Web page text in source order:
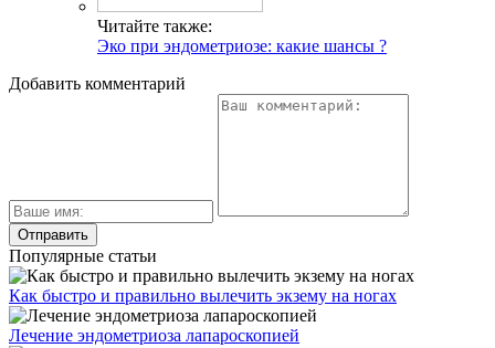
Читайте также:
Эко при эндометриозе: какие шансы ?
Добавить комментарий
Популярные статьи
Как быстро и правильно вылечить экзему на ногах
Лечение эндометриоза лапароскопией